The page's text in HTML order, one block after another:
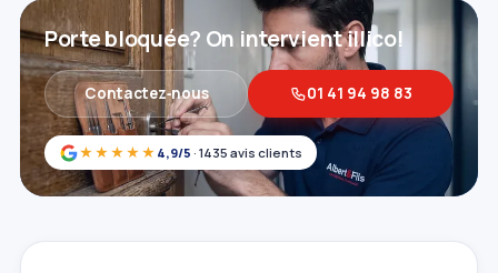
★★★★★ 4,9/5 · 1435 avis clients
Porte bloquée? On intervient illico!
Contactez‑nous 01 41 94 98 83